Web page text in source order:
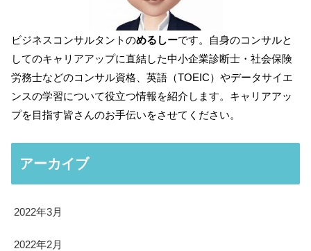
ビジネスコンサルタントのめるしーです。自身のコンサルと
してのキャリアアップに直結した中小企業診断士・社会保険
労務士などのコンサル資格、英語（TOEIC）やデータサイエ
ンスの学習について役立つ情報を紹介します。キャリアアッ
プを目指す皆さんのお手伝いをさせてください。
アーカイブ
2022年3月
2022年2月